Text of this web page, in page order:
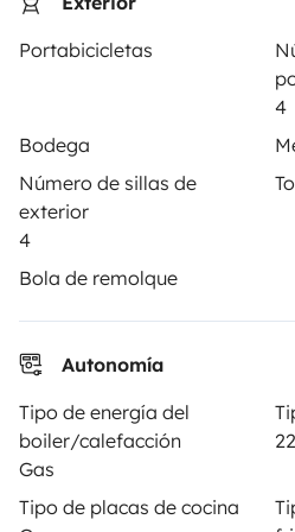
Portabicicletas
4
Bodega
Número de sillas de
exterior
4
Bola de remolque
Autonomía
Tipo de energía del
boiler/calefacción
Gas
Tipo de placas de cocina
Tus primeros pasos en
Las opiniones de nuestros
Ayuda viajero
PROPIETARIOS
Anunciar un vehículo
Seguros de alquiler
Asistencias de alquiler
Ayuda propietario